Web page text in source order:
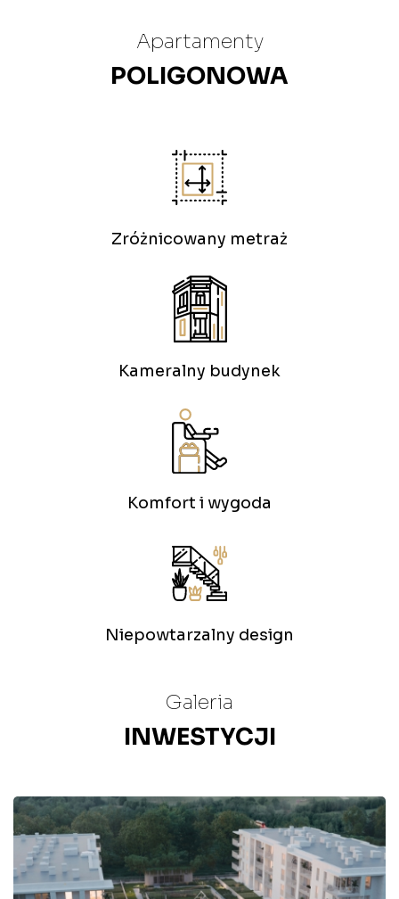
Apartamenty
POLIGONOWA
Zróżnicowany metraż
Kameralny budynek
Komfort i wygoda
Niepowtarzalny design
Galeria
INWESTYCJI